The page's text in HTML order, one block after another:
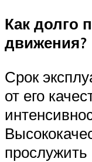
Как долго
движения?
Срок
от его
прослужить